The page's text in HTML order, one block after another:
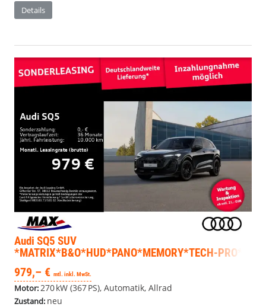
Details
Audi SQ5 SUV
*MATRIX*B&O*HUD*PANO*MEMORY*TECH-PRO*
979,– € mtl. inkl. MwSt.
Motor: 270 kW (367 PS), Automatik, Allrad
Zustand: neu